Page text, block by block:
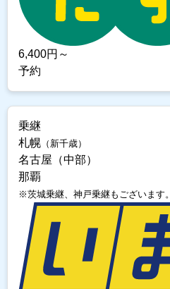
6,400円～
予約
乗継
札幌 （新千歳）
名古屋（中部）
那覇
※茨城乗継、神戸乗継もございます。